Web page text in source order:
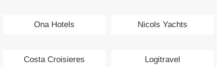
Ona Hotels Nicols Yachts
Costa Croisieres Logitravel